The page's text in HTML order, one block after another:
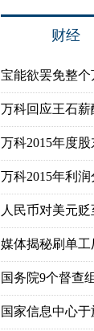
财经
宝能欲罢免整
万科回应王石
万科2015年度
万科2015年利
人民币对美元
媒体揭秘刷单
国务院9个督查
国家信息中心